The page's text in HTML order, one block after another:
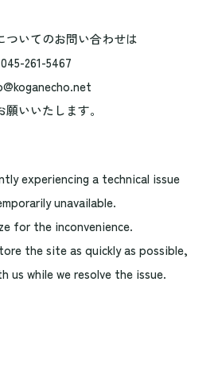
ついてのお問い合わせは
045-261-5467
願いいたします。
experiencing a technical issue
unavailable.
for the inconvenience.
the site as quickly as possible,
us while we resolve the issue.